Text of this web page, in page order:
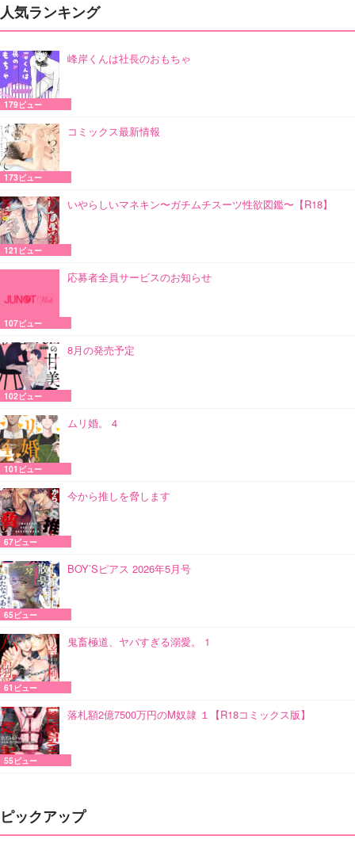
人気ランキング
峰岸くんは社長のおもちゃ
179ビュー
コミックス最新情報
173ビュー
いやらしいマネキン〜ガチムチスーツ性欲図鑑〜【R18】
121ビュー
応募者全員サービスのお知らせ
107ビュー
8月の発売予定
102ビュー
ムリ婚。 4
101ビュー
今から推しを脅します
67ビュー
BOY’Sピアス 2026年5月号
65ビュー
鬼畜極道、ヤバすぎる溺愛。 1
61ビュー
落札額2億7500万円のM奴隷 １【R18コミックス版】
55ビュー
ピックアップ